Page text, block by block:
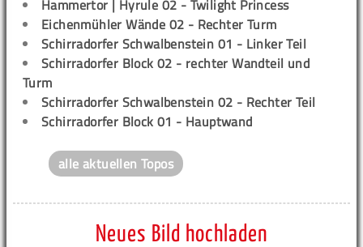
Hammertor | Hyrule 02 - Twilight Princess
Eichenmühler Wände 02 - Rechter Turm
Schirradorfer Schwalbenstein 01 - Linker Teil
Schirradorfer Block 02 - rechter Wandteil und
Turm
Schirradorfer Schwalbenstein 02 - Rechter Teil
Schirradorfer Block 01 - Hauptwand
alle aktuellen Topos
Neues Bild hochladen